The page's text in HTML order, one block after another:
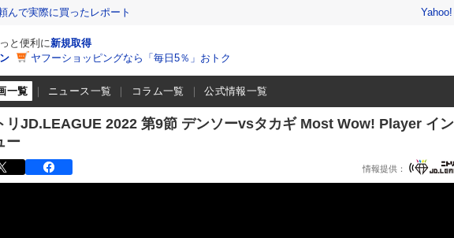
んで実際に買ったレポート
と便利に新規取得
ヤフーショッピングなら「毎日5％」おトク
一覧 ニュース一覧 コラム一覧 公式情報一覧
リJD.LEAGUE 2022 第9節 デンソーvsタカギ Most Wow! Player イ
ー